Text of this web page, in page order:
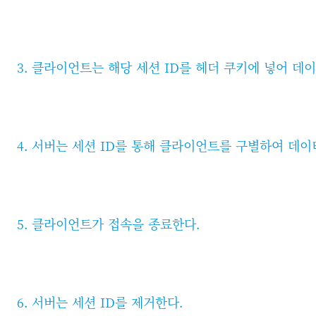
3. 클라이언트는 해당 세션 ID를 헤더 쿠키에 넣어 데
4. 서버는 세션 ID를 통해 클라이언트를 구별하여 데
5. 클라이언트가 접속을 종료한다.
6. 서버는 세션 ID를 제거한다.